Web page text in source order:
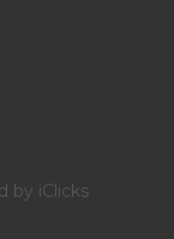
by iClicks